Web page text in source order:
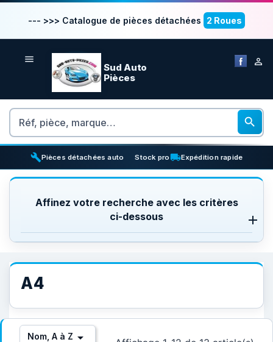
--- >>> Catalogue de pièces détachées 2 Roues
 
Sud Auto
Pièces
Rechercher

buildPièces détachées auto inventory_2
Stock prolocal_shippingExpédition rapide
Affinez votre recherche avec les critères
ci-dessous
A4
Nom, A à Z 